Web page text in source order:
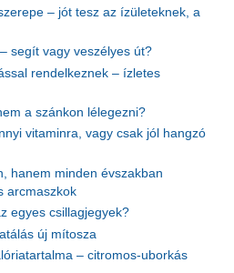
– jót tesz az ízületeknek, a
segít vagy veszélyes út?
rendelkeznek – ízletes
a szánkon lélegezni?
vitaminra, vagy csak jól hangzó
hanem minden évszakban
arcmaszkok
egyes csillagjegyek?
új mítosza
– citromos-uborkás